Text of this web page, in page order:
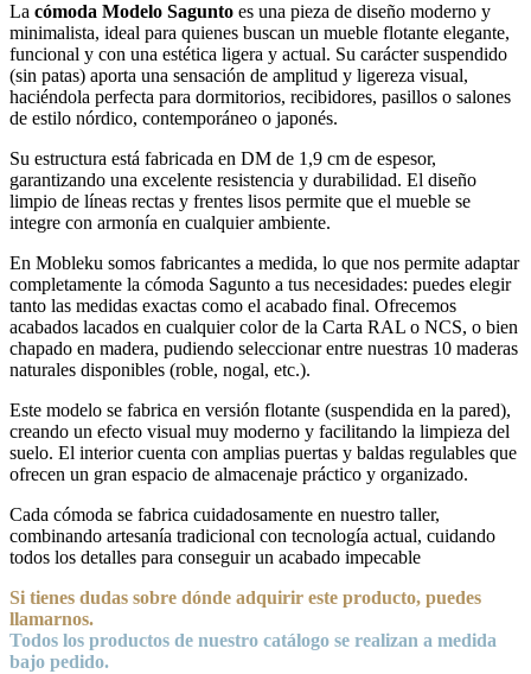
La cómoda Modelo Sagunto es una pieza de diseño moderno y
minimalista, ideal para quienes buscan un mueble flotante elegante,
funcional y con una estética ligera y actual. Su carácter suspendido
(sin patas) aporta una sensación de amplitud y ligereza visual,
haciéndola perfecta para dormitorios, recibidores, pasillos o salones
de estilo nórdico, contemporáneo o japonés.
Su estructura está fabricada en DM de 1,9 cm de espesor,
garantizando una excelente resistencia y durabilidad. El diseño
limpio de líneas rectas y frentes lisos permite que el mueble se
integre con armonía en cualquier ambiente.
En Mobleku somos fabricantes a medida, lo que nos permite adaptar
completamente la cómoda Sagunto a tus necesidades: puedes elegir
tanto las medidas exactas como el acabado final. Ofrecemos
acabados lacados en cualquier color de la Carta RAL o NCS, o bien
chapado en madera, pudiendo seleccionar entre nuestras 10 maderas
naturales disponibles (roble, nogal, etc.).
Este modelo se fabrica en versión flotante (suspendida en la pared),
creando un efecto visual muy moderno y facilitando la limpieza del
suelo. El interior cuenta con amplias puertas y baldas regulables que
ofrecen un gran espacio de almacenaje práctico y organizado.
Cada cómoda se fabrica cuidadosamente en nuestro taller,
combinando artesanía tradicional con tecnología actual, cuidando
todos los detalles para conseguir un acabado impecable
Si tienes dudas sobre dónde adquirir este producto, puedes
llamarnos.
Todos los productos de nuestro catálogo se realizan a medida
bajo pedido.